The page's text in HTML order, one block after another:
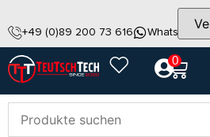
+49 (0)89 200 73 616 WhatsApp
0